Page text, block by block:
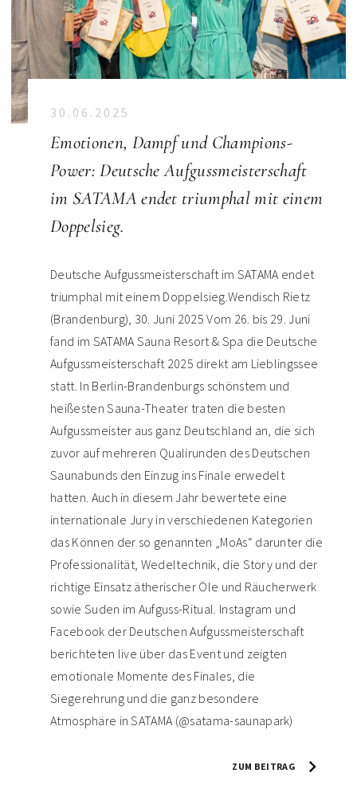
30.06.2025
Emotionen, Dampf und Champions-
Power: Deutsche Aufgussmeisterschaft
im SATAMA endet triumphal mit einem
Doppelsieg.
Deutsche Aufgussmeisterschaft im SATAMA endet
triumphal mit einem Doppelsieg.Wendisch Rietz
(Brandenburg), 30. Juni 2025 Vom 26. bis 29. Juni
fand im SATAMA Sauna Resort & Spa die Deutsche
Aufgussmeisterschaft 2025 direkt am Lieblingssee
statt. In Berlin-Brandenburgs schönstem und
heißesten Sauna-Theater traten die besten
Aufgussmeister aus ganz Deutschland an, die sich
zuvor auf mehreren Qualirunden des Deutschen
Saunabunds den Einzug ins Finale erwedelt
hatten. Auch in diesem Jahr bewertete eine
internationale Jury in verschiedenen Kategorien
das Können der so genannten „MoAs“ darunter die
Professionalität, Wedeltechnik, die Story und der
richtige Einsatz ätherischer Öle und Räucherwerk
sowie Suden im Aufguss-Ritual. Instagram und
Facebook der Deutschen Aufgussmeisterschaft
berichteten live über das Event und zeigten
emotionale Momente des Finales, die
Siegerehrung und die ganz besondere
Atmosphäre in SATAMA (@satama-saunapark)
ZUM BEITRAG